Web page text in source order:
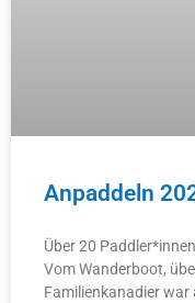
Anpaddeln
Über 20
Vom Wanderboot,
Familienkanadier war